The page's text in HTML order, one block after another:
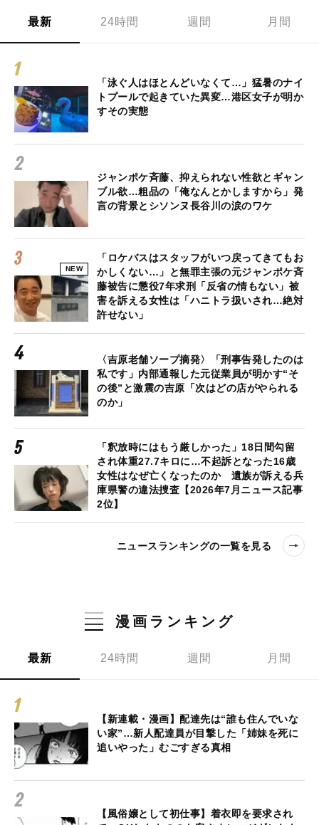
最新 24時間 週間 月間
「泳ぐ人はほとんどいなくて…」猛暑のナイ
トプールで起きていた異変…港区女子が明か
すその実態
ジャンポケ斉藤、抑えられない性欲とギャン
ブル欲…粗品の「俺なんとかしますから」発
言の背景とシソンヌ長谷川の涙のワケ
NEW
「ロケバスはスタッフがいつ戻ってきてもお
かしくない…」と無罪主張の元ジャンポケ斉
藤被告に懲役7年求刑「反省の情もない」被
害を訴える女性は「ハニトラ扱いされ…絶対
許せない」
〈吉原老舗ソープ摘発〉「刑事告発したのは
私です」内部通報した元従業員が明かす“そ
の後”と激震の吉原「次はどの店がやられる
のか」
「釈放時にはもう厳しかった」18日間勾留
され体重27.7キロに…不起訴となった16歳
女性はなぜ亡くなったのか 遺族が訴える兵
庫県警の違法捜査【2026年7月ニュース記事
2位】
ニュースランキングの一覧を見る
漫画ランキング
最新 24時間 週間 月間
【新連載・漫画】配達先は“誰も住んでいな
い家”…新人配達員が目撃した「姉妹を死に
追いやった」むごすぎる真相
【風俗嬢として初仕事】着衣即を要求され